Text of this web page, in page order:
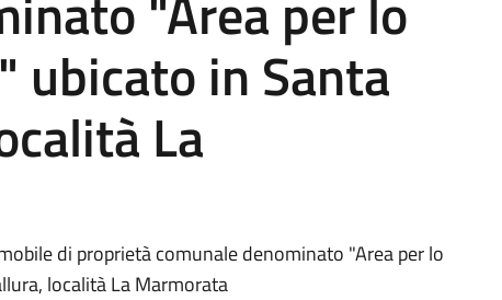
ubicato in Santa
La
di proprietà comunale denominato "Area per lo
località La Marmorata